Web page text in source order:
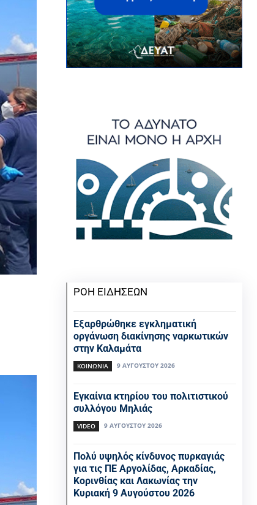
ΡΟΗ ΕΙΔΗΣΕΩΝ
Εξαρθρώθηκε εγκληματική
οργάνωση διακίνησης ναρκωτικών
στην Καλαμάτα
ΚΟΙΝΩΝΊΑ 9 ΑΥΓΟΎΣΤΟΥ 2026
Εγκαίνια κτηρίου του πολιτιστικού
συλλόγου Μηλιάς
VIDEO 9 ΑΥΓΟΎΣΤΟΥ 2026
Πολύ υψηλός κίνδυνος πυρκαγιάς
για τις ΠΕ Αργολίδας, Αρκαδίας,
Κορινθίας και Λακωνίας την
Κυριακή 9 Αυγούστου 2026